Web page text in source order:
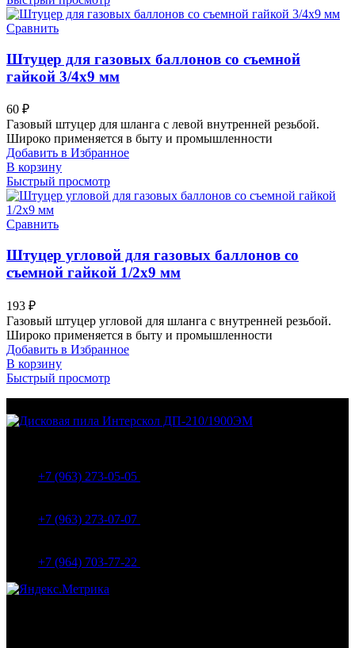
Сравнить
Штуцер для газовых баллонов со съемной
гайкой 3/4х9 мм
60 ₽
Газовый штуцер для шланга с левой внутренней резьбой.
Широко применяется в быту и промышленности
Добавить в Избранное
В корзину
Быстрый просмотр
Сравнить
Штуцер угловой для газовых баллонов со
съемной гайкой 1/2х9 мм
193 ₽
Газовый штуцер угловой для шланга с внутренней резьбой.
Широко применяется в быту и промышленности
Добавить в Избранное
В корзину
Быстрый просмотр
+7 (963) 273-05-05
+7 (963) 273-07-07
+7 (964) 703-77-22